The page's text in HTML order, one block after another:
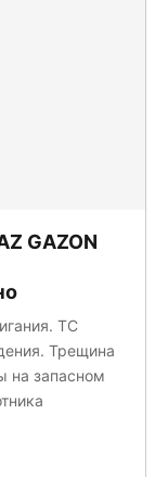
GAZON
ТС
Трещина
на запасном